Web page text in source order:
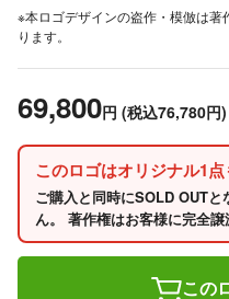
※本ロゴデザインの盗作・模倣は
ります。
69,800円 (税込76,780円)
このロゴはオリジナル1
ご購入と同時にSOLD OUT
ん。 著作権はお客様に完全譲
この